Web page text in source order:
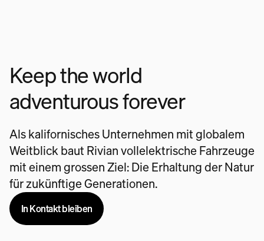
Keep the world
adventurous forever
Als kalifornisches Unternehmen mit globalem
Weitblick baut Rivian vollelektrische Fahrzeuge
mit einem grossen Ziel: Die Erhaltung der Natur
für zukünftige Generationen.
In Kontakt bleiben